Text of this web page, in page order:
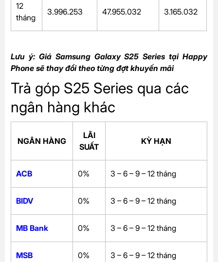
12
tháng
3.996.253 47.955.032 3.165.032
Lưu ý: Giá Samsung Galaxy S25 Series tại Happy
Phone sẽ thay đổi theo từng đợt khuyến mãi
Trả góp S25 Series qua các
ngân hàng khác
NGÂN HÀNG
LÃI
SUẤT
KỲ HẠN
ACB 0% 3 – 6 – 9 – 12 tháng
BIDV 0% 3 – 6 – 9 – 12 tháng
MB Bank 0% 3 – 6 – 9 – 12 tháng
MSB 0% 3 – 6 – 9 – 12 tháng